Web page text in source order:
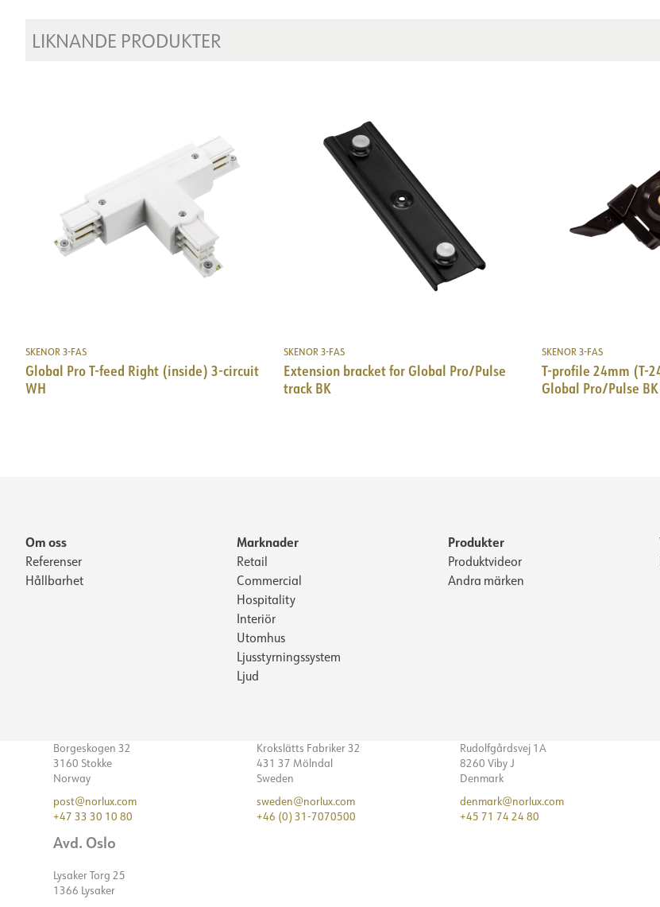
LIKNANDE PRODUKTER
SKENOR 3-FAS
Global Pro T-feed Right (inside) 3-circuit
WH
SKENOR 3-FAS
Extension bracket for Global Pro/Pulse
track BK
SKENOR 3-FAS
T-profile 24mm (T-
Global Pro/Pulse BK
Om oss
Referenser
Hållbarhet
Marknader
Retail
Commercial
Hospitality
Interiör
Utomhus
Ljusstyrningssystem
Ljud
Produkter
Produktvideor
Andra märken
Borgeskogen 32
3160 Stokke
Norway
post@norlux.com
+47 33 30 10 80
Avd. Oslo
Lysaker Torg 25
1366 Lysaker
Krokslätts Fabriker 32
431 37 Mölndal
Sweden
sweden@norlux.com
+46 (0) 31-7070500
Rudolfgårdsvej 1A
8260 Viby J
Denmark
denmark@norlux.com
+45 71 74 24 80